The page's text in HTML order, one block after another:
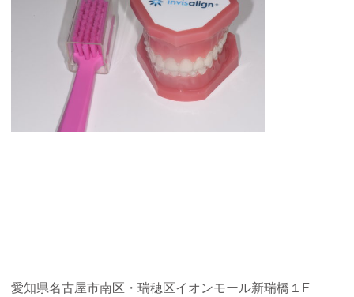
愛知県名古屋市南区・瑞穂区イオンモール新瑞橋１ F